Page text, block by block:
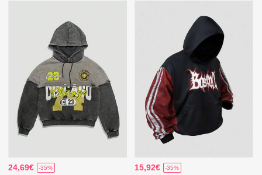
24,69€ -35% 15,92€ -35%